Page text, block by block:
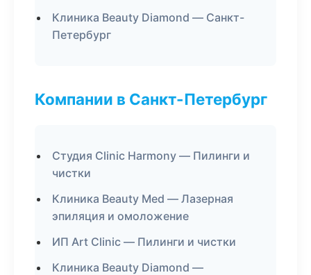
Клиника Beauty Diamond — Санкт-
Петербург
Компании в Санкт-Петербург
Студия Clinic Harmony — Пилинги и
чистки
Клиника Beauty Med — Лазерная
эпиляция и омоложение
ИП Art Clinic — Пилинги и чистки
Клиника Beauty Diamond —